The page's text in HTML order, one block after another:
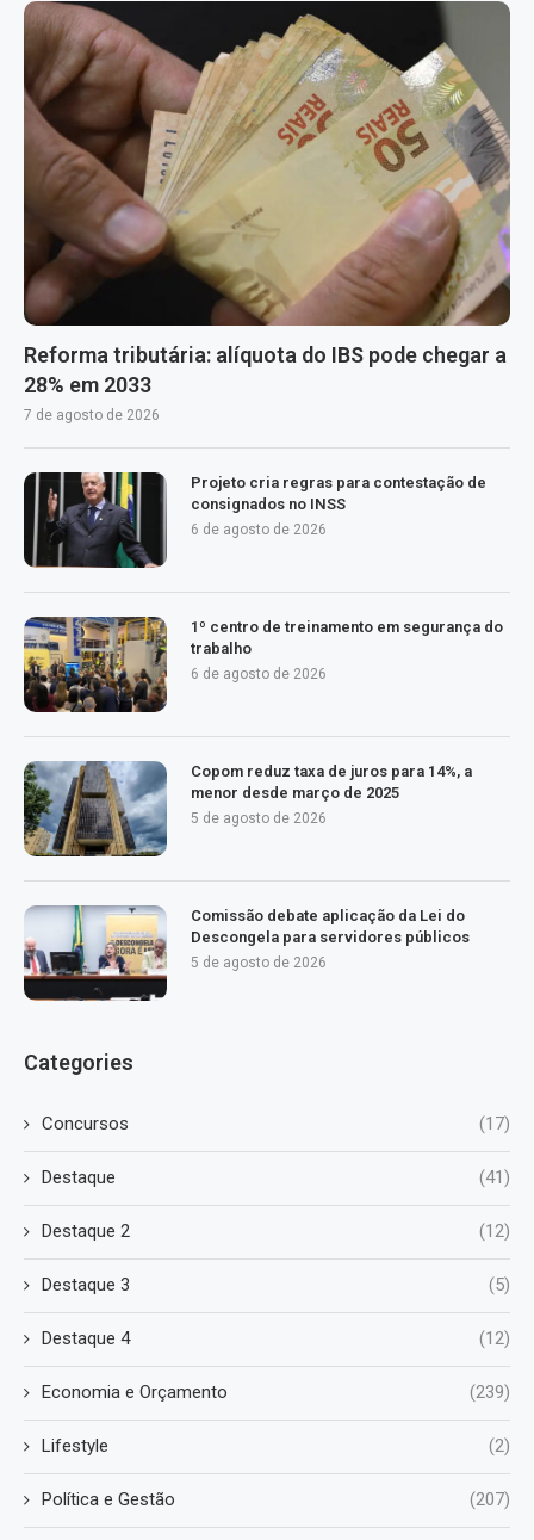
Reforma tributária: alíquota do IBS pode chegar a
28% em 2033
7 de agosto de 2026
Projeto cria regras para contestação de
consignados no INSS
6 de agosto de 2026
1º centro de treinamento em segurança do
trabalho
6 de agosto de 2026
Copom reduz taxa de juros para 14%, a
menor desde março de 2025
5 de agosto de 2026
Comissão debate aplicação da Lei do
Descongela para servidores públicos
5 de agosto de 2026
Categories
Concursos (17)
Destaque (41)
Destaque 2 (12)
Destaque 3 (5)
Destaque 4 (12)
Economia e Orçamento (239)
Lifestyle (2)
Política e Gestão (207)